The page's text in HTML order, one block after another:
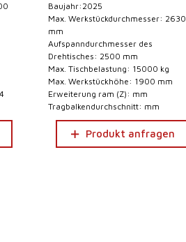
Baujahr:2025
Max. Werkstückdurchmesser: 2630
mm
Aufspanndurchmesser des
Drehtisches: 2500 mm
Max. Tischbelastung: 15000 kg
Max. Werkstückhöhe: 1900 mm
Erweiterung ram (Z): mm
Tragbalkendurchschnitt: mm
Produkt anfragen